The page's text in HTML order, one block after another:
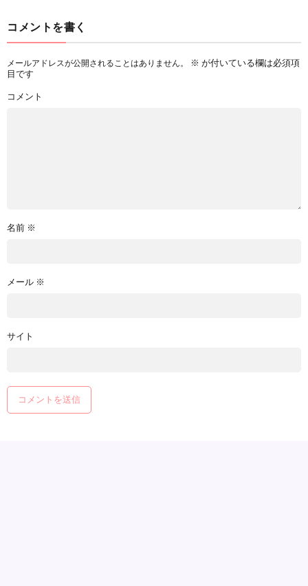
コメントを書く
メールアドレスが公開されることはありません。 ※ が付いている欄は必須項
目です
コメント
名前 ※
メール ※
サイト